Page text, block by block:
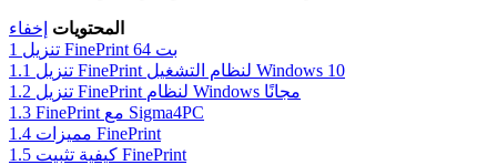
المحتويات إخفاء
1
تنزيل FinePrint 64 بت
1.1
تنزيل FinePrint لنظام التشغيل Windows 10
1.2
تنزيل FinePrint لنظام Windows مجانًا
1.3
FinePrint مع Sigma4PC
1.4
مميزات FinePrint
1.5
‏كيفية تثبيت FinePrint